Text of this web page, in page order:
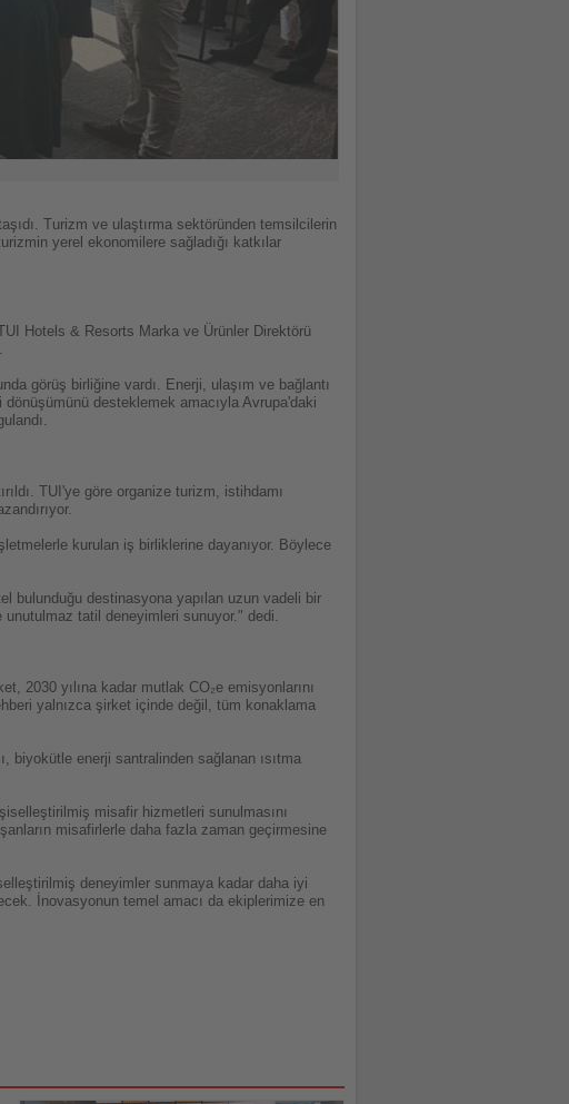
Turizm ve ulaştırma sektöründen temsilcilerin
yerel ekonomilere sağladığı katkılar
Hotels & Resorts Marka ve Ürünler Direktörü
görüş birliğine vardı. Enerji, ulaşım ve bağlantı
dönüşümünü desteklemek amacıyla Avrupa'daki
TUI'ye göre organize turizm, istihdamı
kurulan iş birliklerine dayanıyor. Böylece
bulunduğu destinasyona yapılan uzun vadeli bir
unutulmaz tatil deneyimleri sunuyor." dedi.
2030 yılına kadar mutlak CO₂e emisyonlarını
yalnızca şirket içinde değil, tüm konaklama
biyokütle enerji santralinden sağlanan ısıtma
misafir hizmetleri sunulmasını
misafirlerle daha fazla zaman geçirmesine
deneyimler sunmaya kadar daha iyi
İnovasyonun temel amacı da ekiplerimize en